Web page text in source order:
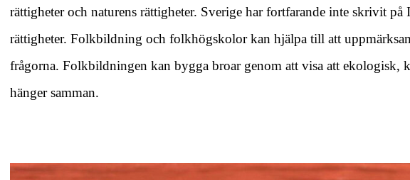
rättigheter och naturens rättigheter. Sverige har fortfarande inte skrivit
rättigheter. Folkbildning och folkhögskolor kan hjälpa till att
frågorna. Folkbildningen kan bygga broar genom att visa att ekologisk,
hänger samman.